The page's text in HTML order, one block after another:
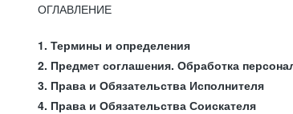
ОГЛАВЛЕНИЕ
1. Термины и определения
2. Предмет соглашения. Обработка
3. Права и Обязательства Исполнителя
4. Права и Обязательства Соискателя